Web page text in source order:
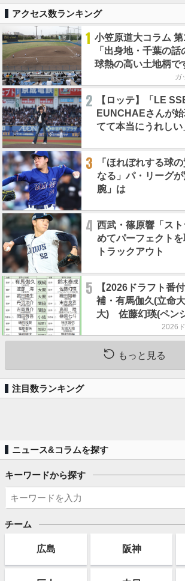
アクセス数ランキング
1 小笠原道大コラム
「出身地・千葉の
球熱の高い土地柄で
ガ
2
【ロッテ】「LE
EUNCHAEさんが
てて本当にうれし
3
「ほれぼれする球
なる」パ・リーグ
腕」は
4 西武・篠原響「ス
めてパーフェクト
トラックアウト
5
【2026ドラフト番
補・有馬伽久(立命
大) 佐藤幻瑛(ペン
の強行指名はあるの
2026
もっと見る
注目数ランキング
ニュース&コラムを探す
キーワードから探す
チーム
広島 阪神